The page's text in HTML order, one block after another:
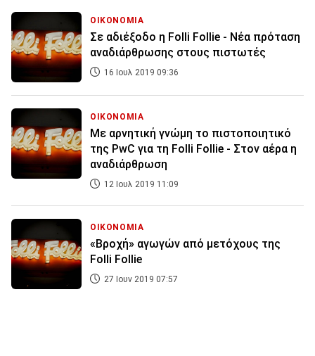
ΟΙΚΟΝΟΜΙΑ
Σε αδιέξοδο η Folli Follie - Νέα πρόταση
αναδιάρθρωσης στους πιστωτές
16 Ιουλ 2019 09:36
ΟΙΚΟΝΟΜΙΑ
Με αρνητική γνώμη το πιστοποιητικό
της PwC για τη Folli Follie - Στον αέρα η
αναδιάρθρωση
12 Ιουλ 2019 11:09
ΟΙΚΟΝΟΜΙΑ
«Βροχή» αγωγών από μετόχους της
Folli Follie
27 Ιουν 2019 07:57